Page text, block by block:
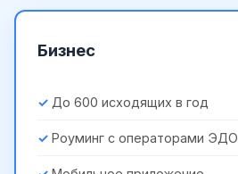
Бизнес
До 600 исходящих в год
Роуминг с операторами ЭДО